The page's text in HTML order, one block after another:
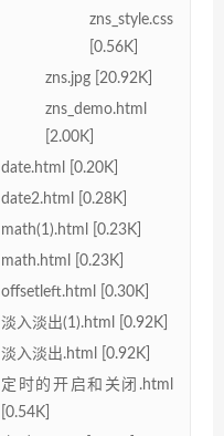
zns_style.css
[0.56K]
zns.jpg [20.92K]
zns_demo.html
[2.00K]
date.html [0.20K]
date2.html [0.28K]
math(1).html [0.23K]
math.html [0.23K]
offsetleft.html [0.30K]
淡入淡出(1).html [0.92K]
淡入淡出.html [0.92K]
定时的开启和关闭.html
[0.54K]